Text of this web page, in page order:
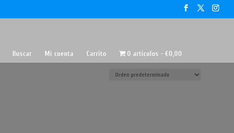
Buscar Mi cuenta Carrito 0 artículos €0,00